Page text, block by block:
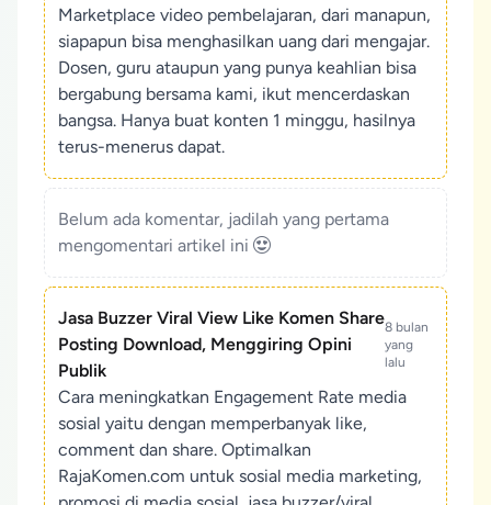
Marketplace video pembelajaran, dari manapun,
siapapun bisa menghasilkan uang dari mengajar.
Dosen, guru ataupun yang punya keahlian bisa
bergabung bersama kami, ikut mencerdaskan
bangsa. Hanya buat konten 1 minggu, hasilnya
terus-menerus dapat.
Belum ada komentar, jadilah yang pertama
mengomentari artikel ini
Jasa Buzzer Viral View Like Komen Share
Posting Download, Menggiring Opini
Publik
8 bulan
yang
lalu
Cara meningkatkan Engagement Rate media
sosial yaitu dengan memperbanyak like,
comment dan share. Optimalkan
RajaKomen.com untuk sosial media marketing,